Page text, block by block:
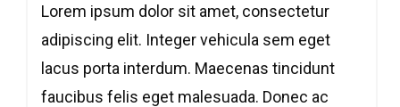
Lorem ipsum dolor sit amet, consectetur
adipiscing elit. Integer vehicula sem eget
lacus porta interdum. Maecenas tincidunt
faucibus felis eget malesuada. Donec ac
Copy
Copy
Copy
Copy